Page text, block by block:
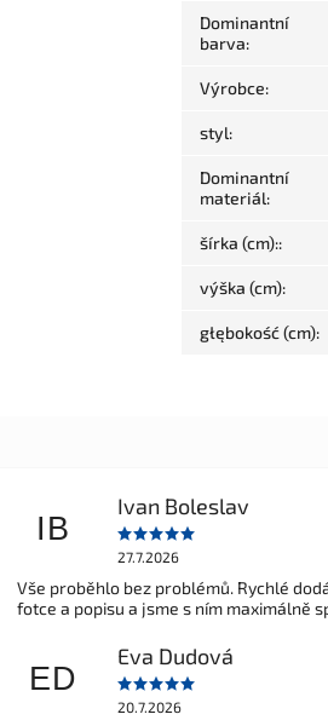
Dominantní
barva:
Výrobce:
styl:
Dominantní
materiál:
šírka (cm)::
výška (cm):
głębokość (cm):
IB
Ivan Boleslav
27.7.2026
Vše proběhlo bez problémů. Rychlé
fotce a popisu a jsme s ním maximálně
ED
Eva Dudová
20.7.2026